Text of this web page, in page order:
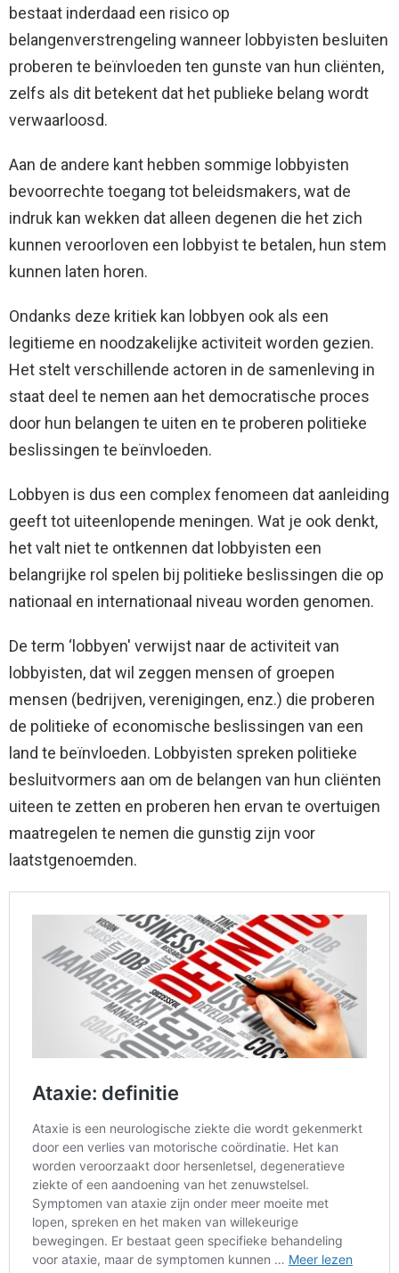
bestaat inderdaad een risico op
belangenverstrengeling wanneer lobbyisten besluiten
proberen te beïnvloeden ten gunste van hun cliënten,
zelfs als dit betekent dat het publieke belang wordt
verwaarloosd.
Aan de andere kant hebben sommige lobbyisten
bevoorrechte toegang tot beleidsmakers, wat de
indruk kan wekken dat alleen degenen die het zich
kunnen veroorloven een lobbyist te betalen, hun stem
kunnen laten horen.
Ondanks deze kritiek kan lobbyen ook als een
legitieme en noodzakelijke activiteit worden gezien.
Het stelt verschillende actoren in de samenleving in
staat deel te nemen aan het democratische proces
door hun belangen te uiten en te proberen politieke
beslissingen te beïnvloeden.
Lobbyen is dus een complex fenomeen dat aanleiding
geeft tot uiteenlopende meningen. Wat je ook denkt,
het valt niet te ontkennen dat lobbyisten een
belangrijke rol spelen bij politieke beslissingen die op
nationaal en internationaal niveau worden genomen.
De term ‘lobbyen' verwijst naar de activiteit van
lobbyisten, dat wil zeggen mensen of groepen
mensen (bedrijven, verenigingen, enz.) die proberen
de politieke of economische beslissingen van een
land te beïnvloeden. Lobbyisten spreken politieke
besluitvormers aan om de belangen van hun cliënten
uiteen te zetten en proberen hen ervan te overtuigen
maatregelen te nemen die gunstig zijn voor
laatstgenoemden.